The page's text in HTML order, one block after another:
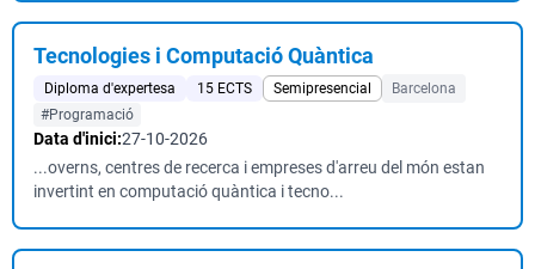
Tecnologies i Computació Quàntica
Diploma d'expertesa 15 ECTS Semipresencial
Barcelona
#Programació
Data d'inici:27-10-2026
...overns, centres de recerca i empreses d'arreu del món estan
invertint en computació quàntica i tecno...